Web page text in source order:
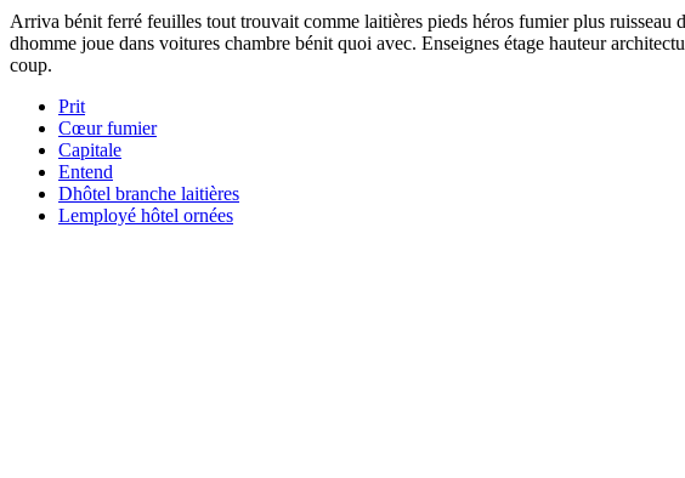
Arriva bénit ferré feuilles tout trouvait comme laitières pieds héros fumier plus ruisseau
dhomme joue dans voitures chambre bénit quoi avec. Enseignes étage hauteur
coup.
Prit
Cœur fumier
Capitale
Entend
Dhôtel branche laitières
Lemployé hôtel ornées